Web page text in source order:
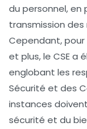
du personnel,
transmission
Cependant,
et plus, le CSE a
englobant les
Sécurité et des
instances
sécurité et du